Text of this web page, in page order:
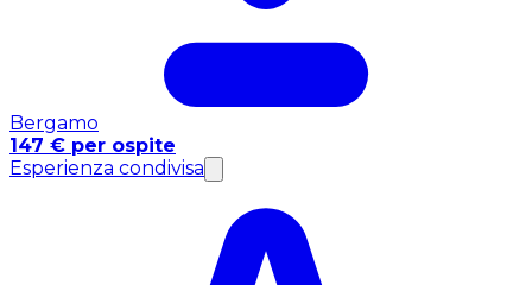
Bergamo
147 € per ospite
Esperienza condivisa